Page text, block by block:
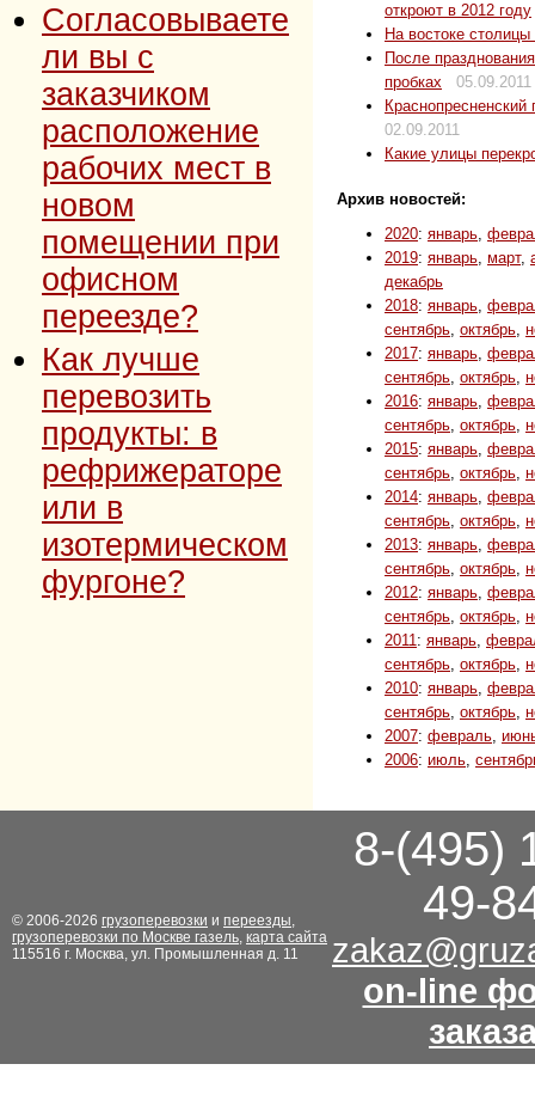
Согласовываете
ли вы с
заказчиком
расположение
рабочих мест в
новом
помещении при
офисном
переезде?
Как лучше
перевозить
продукты: в
рефрижераторе
или в
изотермическом
фургоне?
откроют в 2012 году
На востоке
После
пробках
05.09.2011
02.09.2011
Какие улицы
Архив новостей:
2020: январь,
2019: январь, март,
декабрь
2018: январь,
сентябрь, октябрь,
2017: январь,
сентябрь, октябрь,
2016: январь,
сентябрь, октябрь,
2015: январь,
сентябрь, октябрь,
2014: январь,
сентябрь, октябрь,
2013: январь,
сентябрь, октябрь,
2012: январь,
сентябрь, октябрь,
2011: январь,
сентябрь, октябрь,
2010: январь,
сентябрь, октябрь,
2007: февраль,
2006: июль,
© 2006-2026 грузоперевозки и переезды,
грузоперевозки по Москве газель, карта сайта
115516 г. Москва, ул. Промышленная д. 11
8-(495)
49-
on-line